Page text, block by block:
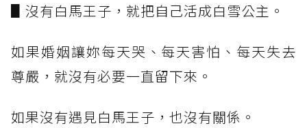
▋沒有白馬王子，就把自己活成白雪公主。
如果婚姻讓妳每天哭、每天害怕、每天失去
尊嚴，就沒有必要一直留下來。
如果沒有遇見白馬王子，也沒有關係。